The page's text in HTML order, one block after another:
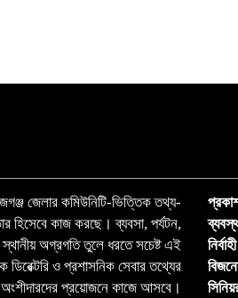
জেলার কমিউনিটি-ভিত্তিক তথ্য-
হিসেবে কাজ করছে। ব্যবসা, পর্যটন,
স্থানীয় অগ্রগতি তুলে ধরতে সচেষ্ট এই
ডিরেক্টরি ও প্রশাসনিক সেবার তথ্যের
অংশীদারদের প্রয়োজনে কাজে আসবে।